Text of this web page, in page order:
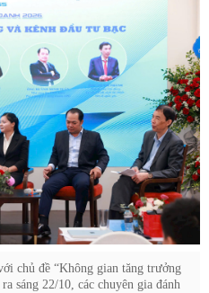
chủ đề “Không gian tăng trưởng
sáng 22/10, các chuyên gia đánh